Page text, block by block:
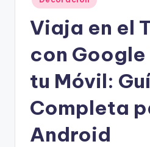
G
m
en
Viaja en el
con Google
tu Móvil:
Completa
Android